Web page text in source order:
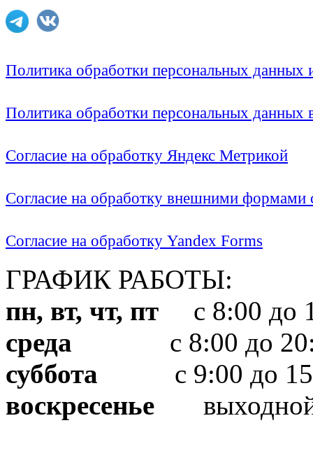
Политика обработки персональных
Политика обработки персональных
Согласие на обработку Яндекс Метрикой
Согласие на обработку внешними формами
Согласие на обработку Yandex Forms
ГРАФИК РАБОТЫ:
пн, вт, чт, пт с 8:00 до
среда с 8:00 до
суббота с 9:00 до
воскресенье